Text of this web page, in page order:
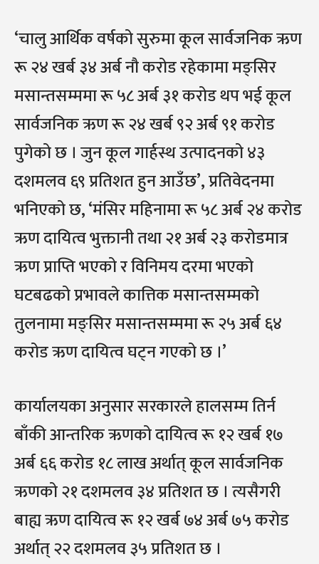
‘चालु आर्थिक वर्षको सुरुमा कूल सार्वजनिक ऋण
रू २४ खर्ब ३४ अर्ब नौ करोड रहेकामा मङ्सिर
मसान्तसम्ममा रू ५८ अर्ब ३१ करोड थप भई कूल
सार्वजनिक ऋण रू २४ खर्ब ९२ अर्ब ९१ करोड
पुगेको छ । जुन कूल गार्हस्थ उत्पादनको ४३
दशमलव ६९ प्रतिशत हुन आउँछ’, प्रतिवेदनमा
भनिएको छ, ‘मंसिर महिनामा रू ५८ अर्ब २४ करोड
ऋण दायित्व भुक्तानी तथा २१ अर्ब २३ करोडमात्र
ऋण प्राप्ति भएको र विनिमय दरमा भएको
घटबढको प्रभावले कात्तिक मसान्तसम्मको
तुलनामा मङ्सिर मसान्तसम्ममा रू २५ अर्ब ६४
करोड ऋण दायित्व घट्न गएको छ ।’
कार्यालयका अनुसार सरकारले हालसम्म तिर्न
बाँकी आन्तरिक ऋणको दायित्व रू १२ खर्ब १७
अर्ब ६६ करोड १८ लाख अर्थात् कूल सार्वजनिक
ऋणको २१ दशमलव ३४ प्रतिशत छ । त्यसैगरी
बाह्य ऋण दायित्व रू १२ खर्ब ७४ अर्ब ७५ करोड
अर्थात् २२ दशमलव ३५ प्रतिशत छ ।